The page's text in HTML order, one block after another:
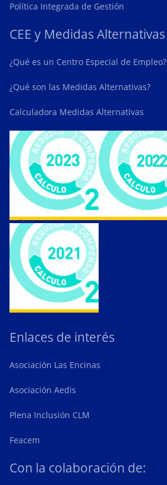
Política Integrada de Gestión
CEE y Medidas Alternativas
¿Qué es un Centro Especial de Empleo?
¿Qué son las Medidas Alternativas?
Calculadora Medidas Alternativas
Enlaces de interés
Asociación Las Encinas
Asociación Aedis
Plena Inclusión CLM
Feacem
Con la colaboración de: